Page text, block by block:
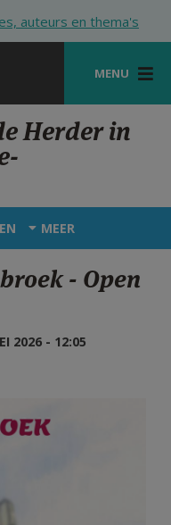
auteurs en thema's
MENU
Herder in
MEER
- Open
2026 - 12:05